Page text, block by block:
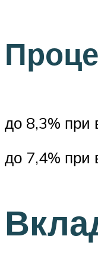
до 8,3% при
до 7,4% при